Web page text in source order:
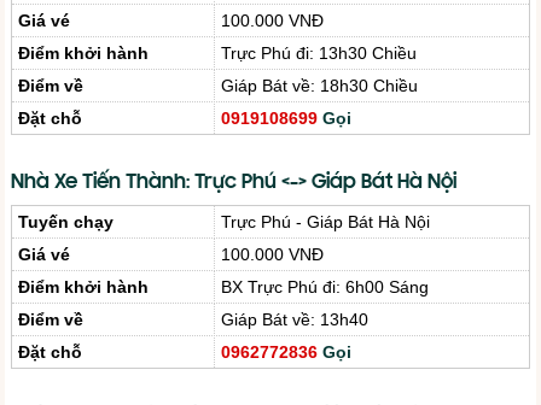
Giá vé
100.000 VNĐ
Điểm khởi hành
Trực Phú đi: 13h30 Chiều
Điểm về
Giáp Bát về: 18h30 Chiều
Đặt chỗ
0919108699 Gọi
Nhà Xe Tiến Thành: Trực Phú <-> Giáp Bát Hà Nội
Tuyến chạy
Trực Phú - Giáp Bát Hà Nội
Giá vé
100.000 VNĐ
Điểm khởi hành
BX Trực Phú đi: 6h00 Sáng
Điểm về
Giáp Bát về: 13h40
Đặt chỗ
0962772836 Gọi